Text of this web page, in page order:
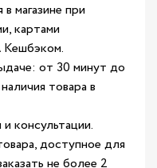
магазине при
картами
от 30 минут до
товара в
консультации.
доступное для
не более 2